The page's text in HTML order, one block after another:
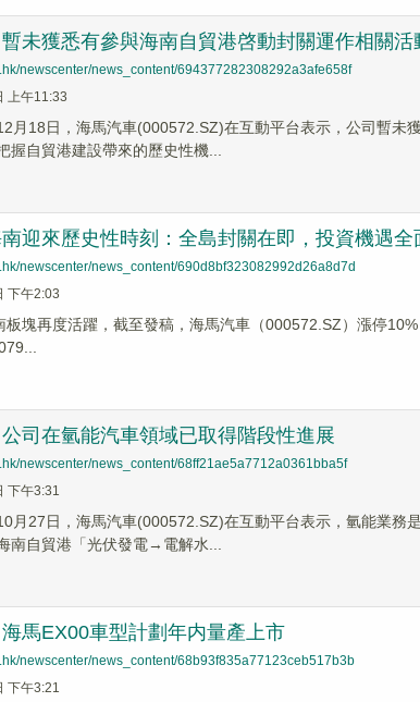
未獲悉有參與海南自貿港啓動封關運作相關活
newscenter/news_content/694377282308292a3afe658f
上午11:33
月18日，海馬汽車(000572.SZ)在互動平台表示，公司暫
握自貿港建設帶來的歷史性機...
南迎來歷史性時刻：全島封關在即，投資機遇全
newscenter/news_content/690d8bf323082992d26a8d7d
下午2:03
板塊再度活躍，截至發稿，海馬汽車（000572.SZ）漲停
司在氫能汽車領域已取得階段性進展
newscenter/news_content/68ff21ae5a7712a0361bba5f
下午3:31
月27日，海馬汽車(000572.SZ)在互動平台表示，氫能業
南自貿港「光伏發電→電解水...
馬EX00車型計劃年内量產上市
newscenter/news_content/68b93f835a77123ceb517b3b
下午3:21